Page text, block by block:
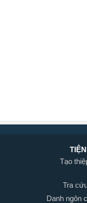
Tạo
Tra
Danh ngôn